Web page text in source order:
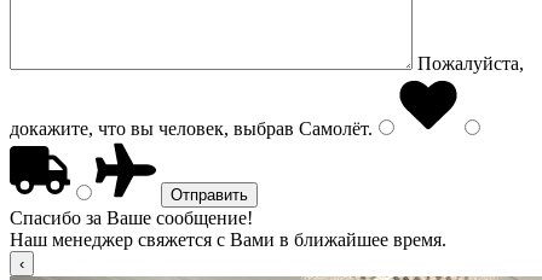
Пожалуйста,
докажите, что вы человек, выбрав Самолёт.
Спасибо за Ваше сообщение!
Наш менеджер свяжется с Вами в ближайшее время.